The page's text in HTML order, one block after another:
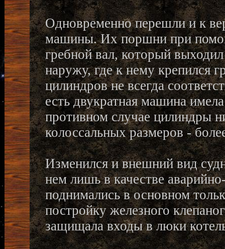
Одновременно перешли и к
машины. Их поршни при
гребной вал, который
наружу, где к нему крепился
цилиндров не всегда
есть двукратная машина
противном случае цилиндры
колоссальных размеров -
Изменился и внешний вид
нем лишь в качестве
поднимались в основном
постройку железного
защищала входы в люки